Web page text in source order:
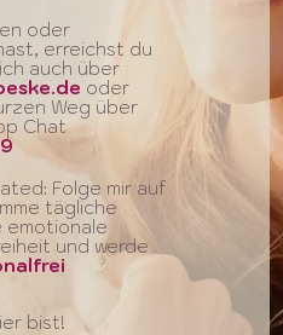
oder
erreichst du
auch über
oder
Weg über
Chat
Folge mir auf
tägliche
emotionale
und werde
bist!